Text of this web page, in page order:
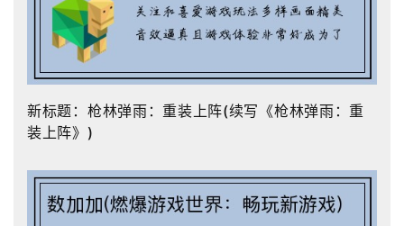
新标题：枪林弹雨：重装上阵(续写《枪林弹雨：重
装上阵》)